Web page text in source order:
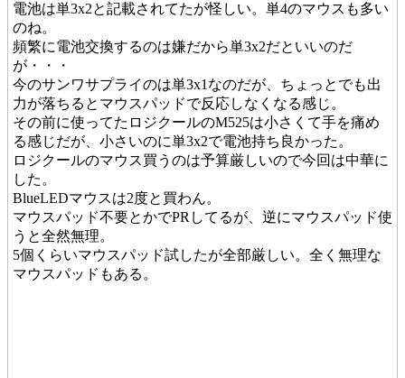
電池は単3x2と記載されてたが怪しい。単4のマウスも多い
のね。
頻繁に電池交換するのは嫌だから単3x2だといいのだ
が・・・
今のサンワサプライのは単3x1なのだが、ちょっとでも出
力が落ちるとマウスパッドで反応しなくなる感じ。
その前に使ってたロジクールのM525は小さくて手を痛め
る感じだが、小さいのに単3x2で電池持ち良かった。
ロジクールのマウス買うのは予算厳しいので今回は中華に
した。
BlueLEDマウスは2度と買わん。
マウスパッド不要とかでPRしてるが、逆にマウスパッド使
うと全然無理。
5個くらいマウスパッド試したが全部厳しい。全く無理な
マウスパッドもある。